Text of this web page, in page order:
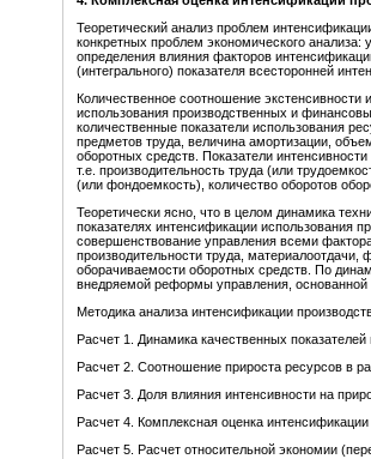
Теоретический анализ проблем
конкретных проблем экономического
определения влияния факторов
(интегрального) показателя всесторонней
Количественное соотношение экстенсивности
использования производственных и
количественные показатели использования
предметов труда, величина амортизации,
оборотных средств. Показатели
т.е. производительность труда (или
(или фондоемкость), количество оборотов
Теоретически ясно, что в целом динамика
показателях интенсификации использования
совершенствование управления всеми
производительности труда,
оборачиваемости оборотных средств. По
внедряемой реформы управления,
Методика анализа интенсификации
Расчет 1. Динамика качественных
Расчет 2. Соотношение прироста ресурсов в
Расчет 3. Доля влияния интенсивности на
Расчет 4. Комплексная оценка
Расчет 5. Расчет относительной экономии